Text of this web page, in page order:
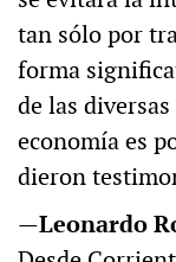
tan sólo por
forma
de las
economía es
dieron
—Leonardo